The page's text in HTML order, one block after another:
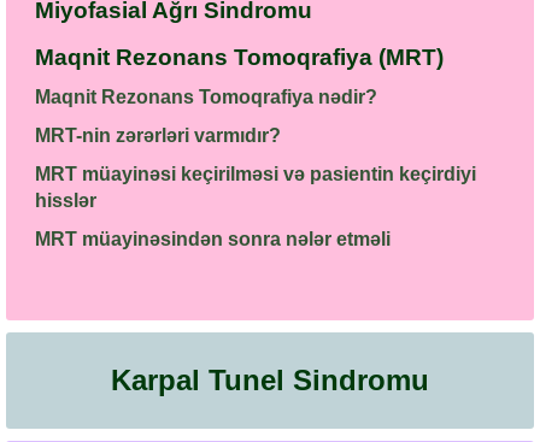
Miyofasial Ağrı Sindromu
Maqnit Rezonans Tomoqrafiya (MRT)
Maqnit Rezonans Tomoqrafiya nədir?
MRT-nin zərərləri varmıdır?
MRT müayinəsi keçirilməsi və pasientin keçirdiyi
hisslər
MRT müayinəsindən sonra nələr etməli
Karpal Tunel Sindromu